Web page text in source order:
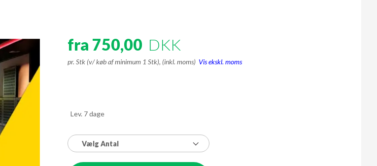
fra 750,00 DKK
pr. Stk (v/ køb af minimum 1 Stk), (inkl. moms) Vis ekskl. moms
Lev. 7 dage
Vælg Antal